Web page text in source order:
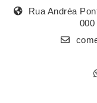
Rua Andréa